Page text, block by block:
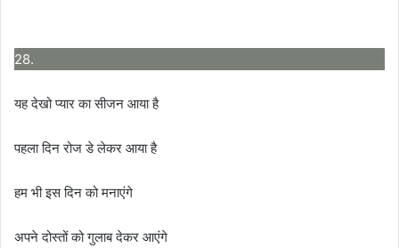
28.
यह देखो प्यार का सीजन आया है
पहला दिन रोज डे लेकर आया है
हम भी इस दिन को मनाएंगे
अपने दोस्तों को गुलाब देकर आएंगे